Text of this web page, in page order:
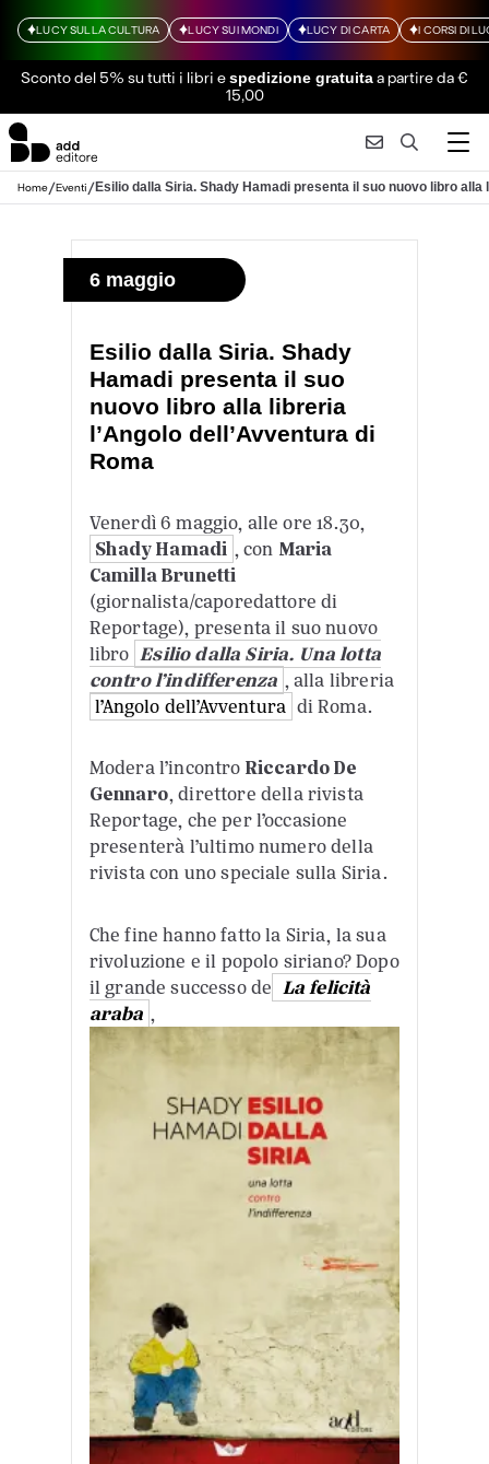
LUCY SULLA CULTURA LUCY SUI MONDI LUCY DI CARTA I CORSI DI
Sconto del 5% su tutti i libri espedizione gratuitaa partire da €
15,00
Home/Eventi/Esilio dalla Siria. Shady Hamadi presenta il suo nuovo libro alla
6 maggio
Esilio dalla Siria. Shady
Hamadi presenta il suo
nuovo libro alla libreria
l’Angolo dell’Avventura di
Roma
Venerdì 6 maggio, alle ore 18.30,
Shady Hamadi , con Maria
Camilla Brunetti
(giornalista/caporedattore di
Reportage), presenta il suo nuovo
libro Esilio dalla Siria. Una lotta
contro l’indifferenza , alla libreria
l’Angolo dell’Avventura di Roma.
Modera l’incontro Riccardo De
Gennaro, direttore della rivista
Reportage, che per l’occasione
presenterà l’ultimo numero della
rivista con uno speciale sulla Siria.
Che fine hanno fatto la Siria, la sua
rivoluzione e il popolo siriano? Dopo
il grande successo de La felicità
araba ,